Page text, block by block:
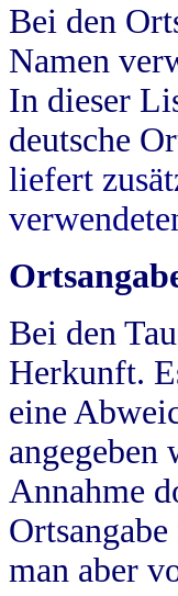
Bei den
Namen
In dieser
deutsche
liefert
Bei den
Herkunft.
eine
angegeben
Annahme
man aber